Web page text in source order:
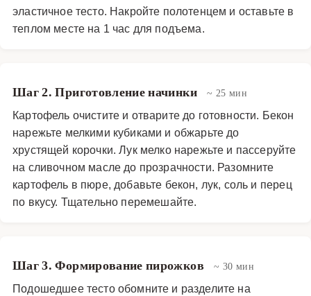
эластичное тесто. Накройте полотенцем и оставьте в
теплом месте на 1 час для подъема.
Шаг 2. Приготовление начинки ~ 25 мин
Картофель очистите и отварите до готовности. Бекон
нарежьте мелкими кубиками и обжарьте до
хрустящей корочки. Лук мелко нарежьте и пассеруйте
на сливочном масле до прозрачности. Разомните
картофель в пюре, добавьте бекон, лук, соль и перец
по вкусу. Тщательно перемешайте.
Шаг 3. Формирование пирожков ~ 30 мин
Подошедшее тесто обомните и разделите на